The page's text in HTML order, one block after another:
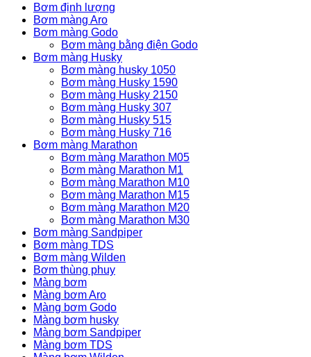
Bơm định lượng
Bơm màng Aro
Bơm màng Godo
Bơm màng bằng điện Godo
Bơm màng Husky
Bơm màng husky 1050
Bơm màng Husky 1590
Bơm màng Husky 2150
Bơm màng Husky 307
Bơm màng Husky 515
Bơm màng Husky 716
Bơm màng Marathon
Bơm màng Marathon M05
Bơm màng Marathon M1
Bơm màng Marathon M10
Bơm màng Marathon M15
Bơm màng Marathon M20
Bơm màng Marathon M30
Bơm màng Sandpiper
Bơm màng TDS
Bơm màng Wilden
Bơm thùng phuy
Màng bơm
Màng bơm Aro
Màng bơm Godo
Màng bơm husky
Màng bơm Sandpiper
Màng bơm TDS